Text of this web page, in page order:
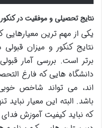
نتایج تحصیلی و موفقیت در کنکور
یکی از مهم ترین معیارهایی
نتایج کنکور و میزان
برتر است. بررسی آمار
دانشگاه هایی که فارغ
اند، می تواند شاخص
باشد. البته این معیار
که نباید کیفیت آموزش